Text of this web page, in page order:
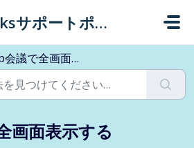
動
CrewWorksサポートポータル
議で全画面表示する
画面表示する